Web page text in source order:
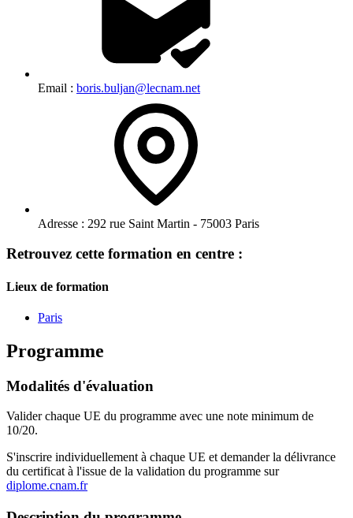
Email : boris.buljan@lecnam.net
Adresse : 292 rue Saint Martin - 75003 Paris
Retrouvez cette formation en centre :
Lieux de formation
Paris
Programme
Modalités d'évaluation
Valider chaque UE du programme avec une note minimum de
10/20.
S'inscrire individuellement à chaque UE et demander la délivrance
du certificat à l'issue de la validation du programme sur
diplome.cnam.fr